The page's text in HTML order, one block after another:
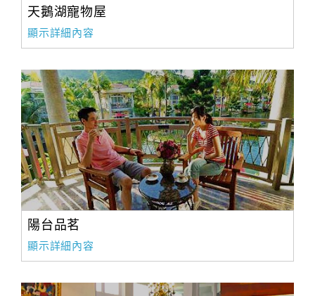
天鵝湖寵物屋
顯示詳細內容
陽台品茗
顯示詳細內容